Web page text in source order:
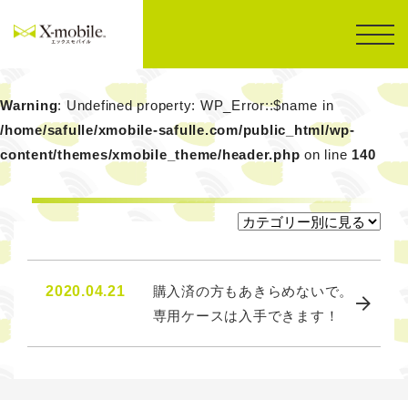
Warning: Undefined property: WP_Error::$name in
/home/safulle/xmobile-safulle.com/public_html/wp-
content/themes/xmobile_theme/header.php on line 140
2020.04.21
購入済の方もあきらめないで。
専用ケースは入手できます！